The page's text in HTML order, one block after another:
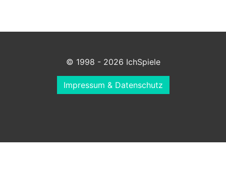
© 1998 - 2026 IchSpiele
Impressum & Datenschutz